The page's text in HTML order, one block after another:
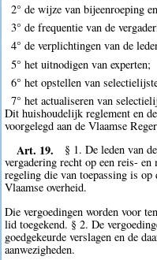
2° de wijze van bijeenroeping
3° de frequentie van de
4° de verplichtingen van de
5° het uitnodigen van experten;
6° het opstellen van
7° het actualiseren van
Dit huishoudelijk reglement en
voorgelegd aan de Vlaamse
Art. 19.
§ 1. De leden van
vergadering recht op een reis-
regeling die van toepassing is op
Vlaamse overheid.
Die vergoedingen worden voor
lid toegekend. § 2. De
goedgekeurde verslagen en de
aanwezigheden.